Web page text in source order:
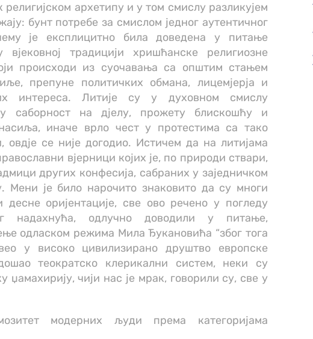
архетипу и у том смислу разликујем
бунт потребе за смислом једног аутентичног
је експлицитно била доведена у питање
традицији хришћанске религиозне
происходи из суочавања са општим стањем
препуне политичких обмана, лицемјерја и
интереса. Литије су у духовном смислу
саборност на дјелу, прожету блискошћу и
иначе врло чест у протестима са тако
се није догодио. Истичем да на литијама
вјерници којих је, по природи ствари,
других конфесија, сабраних у заједничком
Мени је било нарочито знаковито да су многи
десне оријентације, све ово речено у погледу
надахнућа, одлучно доводили у питање,
одласком режима Мила Ђукановића “због тога
у високо цивилизирано друштво европске
теократско клерикални систем, неки су
џамахирију, чији нас је мрак, говорили су, све у
модерних људи према категоријама